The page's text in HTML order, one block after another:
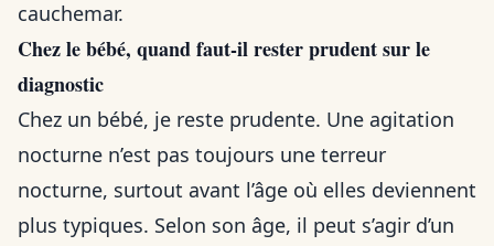
cauchemar.
Chez le bébé, quand faut-il rester prudent sur le
diagnostic
Chez un bébé, je reste prudente. Une agitation
nocturne n’est pas toujours une terreur
nocturne, surtout avant l’âge où elles deviennent
plus typiques. Selon son âge, il peut s’agir d’un